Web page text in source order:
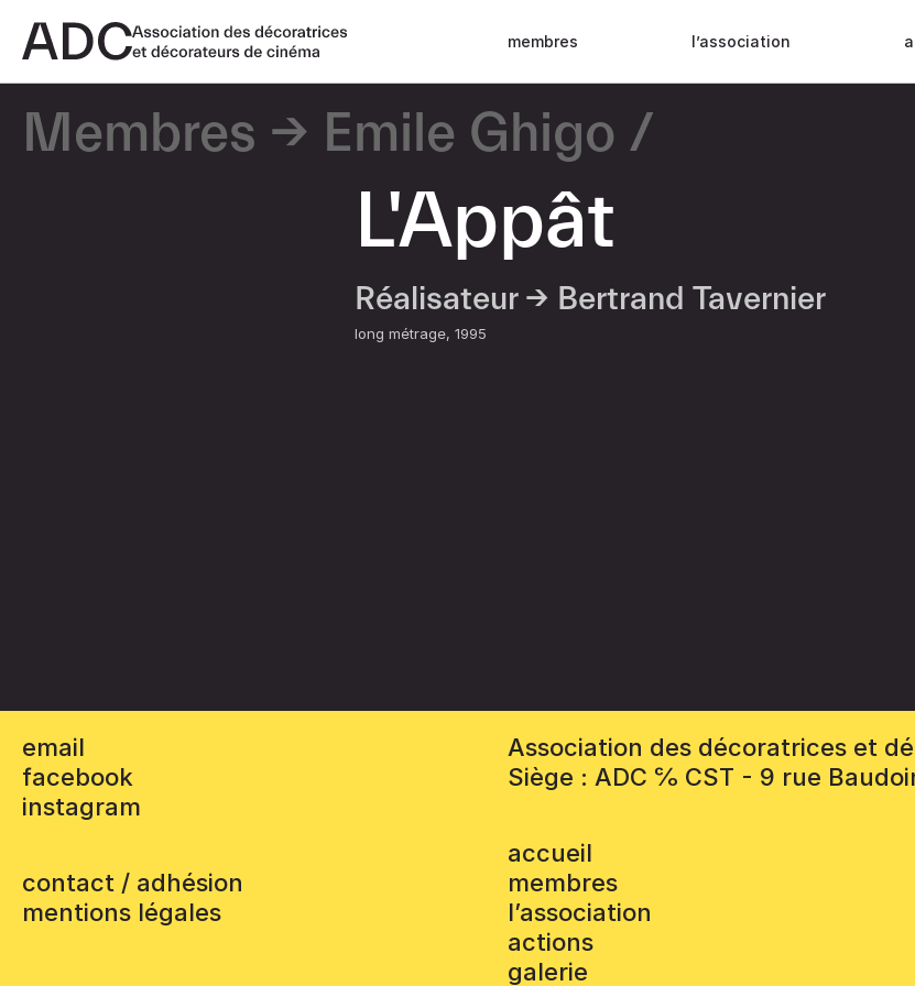
membres l’association
Membres Emile Ghigo
L'Appât
Réalisateur → Bertrand Tavernier
long métrage 1995
email
facebook
instagram
contact / adhésion
mentions légales
Association des décoratrices et
Siège : ADC ℅ CST - 9 rue
accueil
membres
l’association
actions
galerie